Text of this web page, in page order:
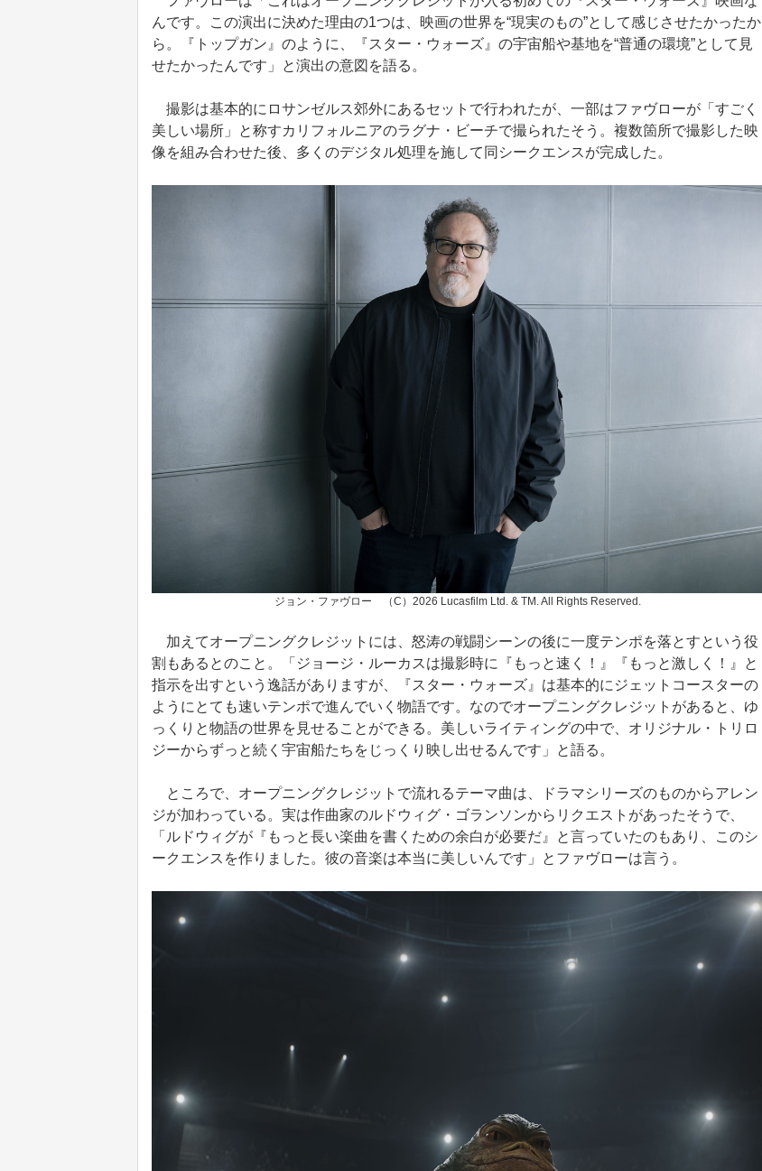
んです。この演出に決めた理由の1つは、映画の世界を“現実のもの”として感じさせたかったか
ら。『トップガン』のように、『スター・ウォーズ』の宇宙船や基地を“普通の環境”として見
せたかったんです」と演出の意図を語る。
撮影は基本的にロサンゼルス郊外にあるセットで行われたが、一部はファヴローが「すごく
美しい場所」と称すカリフォルニアのラグナ・ビーチで撮られたそう。複数箇所で撮影した映
像を組み合わせた後、多くのデジタル処理を施して同シークエンスが完成した。
ジョン・ファヴロー （C）2026 Lucasfilm Ltd. & TM. All Rights Reserved.
加えてオープニングクレジットには、怒涛の戦闘シーンの後に一度テンポを落とすという役
割もあるとのこと。「ジョージ・ルーカスは撮影時に『もっと速く！』『もっと激しく！』と
指示を出すという逸話がありますが、『スター・ウォーズ』は基本的にジェットコースターの
ようにとても速いテンポで進んでいく物語です。なのでオープニングクレジットがあると、ゆ
っくりと物語の世界を見せることができる。美しいライティングの中で、オリジナル・トリロ
ジーからずっと続く宇宙船たちをじっくり映し出せるんです」と語る。
ところで、オープニングクレジットで流れるテーマ曲は、ドラマシリーズのものからアレン
ジが加わっている。実は作曲家のルドウィグ・ゴランソンからリクエストがあったそうで、
「ルドウィグが『もっと長い楽曲を書くための余白が必要だ』と言っていたのもあり、このシ
ークエンスを作りました。彼の音楽は本当に美しいんです」とファヴローは言う。